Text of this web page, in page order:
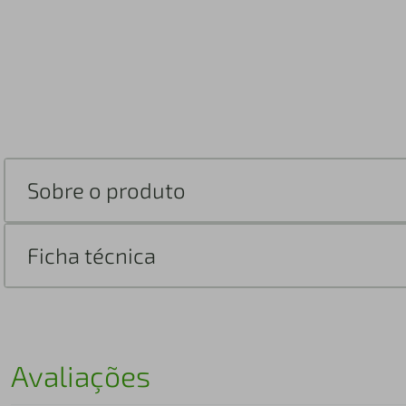
Sobre o produto
Ficha técnica
Avaliações